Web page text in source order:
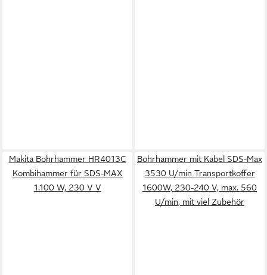
Makita Bohrhammer HR4013C
Kombihammer für SDS-MAX
1.100 W, 230 V V
Bohrhammer mit Kabel SDS-Max
3530 U/min Transportkoffer
1600W, 230-240 V, max. 560
U/min, mit viel Zubehör